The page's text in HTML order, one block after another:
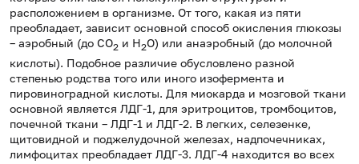
расположением в организме. От того, какая из пяти
преобладает, зависит основной способ окисления глюкозы
– аэробный (до CO2 и H2O) или анаэробный (до молочной
кислоты). Подобное различие обусловлено разной
степенью родства того или иного изофермента и
пировиноградной кислоты. Для миокарда и мозговой ткани
основной является ЛДГ-1, для эритроцитов, тромбоцитов,
почечной ткани – ЛДГ-1 и ЛДГ-2. В легких, селезенке,
щитовидной и поджелудочной железах, надпочечниках,
лимфоцитах преобладает ЛДГ-3. ЛДГ-4 находится во всех